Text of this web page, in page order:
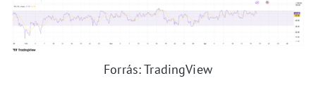
Forrás: TradingView